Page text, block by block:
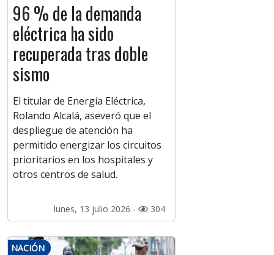
96 % de la demanda
eléctrica ha sido
recuperada tras doble
sismo
El titular de Energía Eléctrica,
Rolando Alcalá, aseveró que el
despliegue de atención ha
permitido energizar los circuitos
prioritarios en los hospitales y
otros centros de salud.
lunes, 13 julio 2026 - 304
NACIÓN